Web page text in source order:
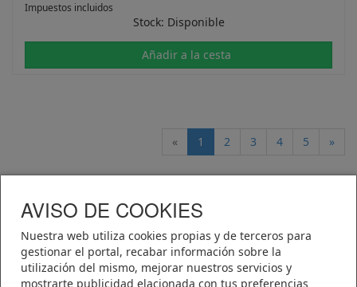
Impuestos incluidos
Stock: Disponible
Añadir a la cesta
« 1 2 3 4 5 »
Telematel eCommerce v14.3.38 © 2026
Telematel S.L.
AVISO DE COOKIES
Nuestra web utiliza cookies propias y de terceros para
gestionar el portal, recabar información sobre la
utilización del mismo, mejorar nuestros servicios y
mostrarte publicidad elacionada con tus preferencias